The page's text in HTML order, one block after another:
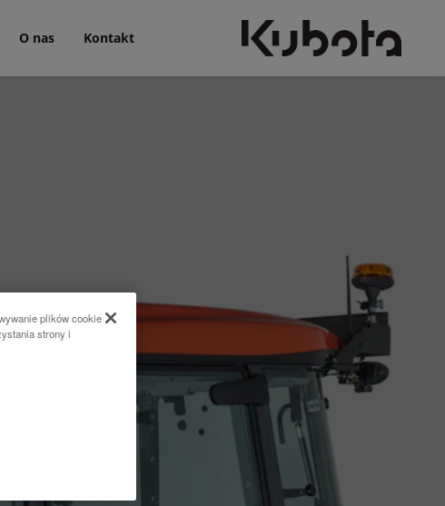
O nas Kontakt
plików cookie
strony i